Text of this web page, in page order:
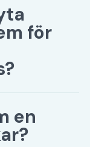
ta emot
för
anpassas
en